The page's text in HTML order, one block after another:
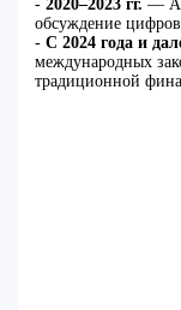
-2020–2023 гг. —
обсуждение
-С 2024 года и
международных
традиционной